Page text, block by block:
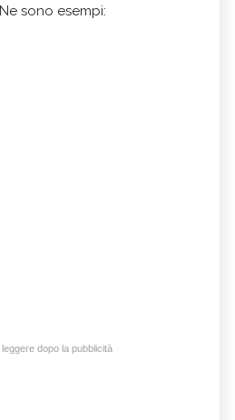
sono esempi:
dopo la pubblicità